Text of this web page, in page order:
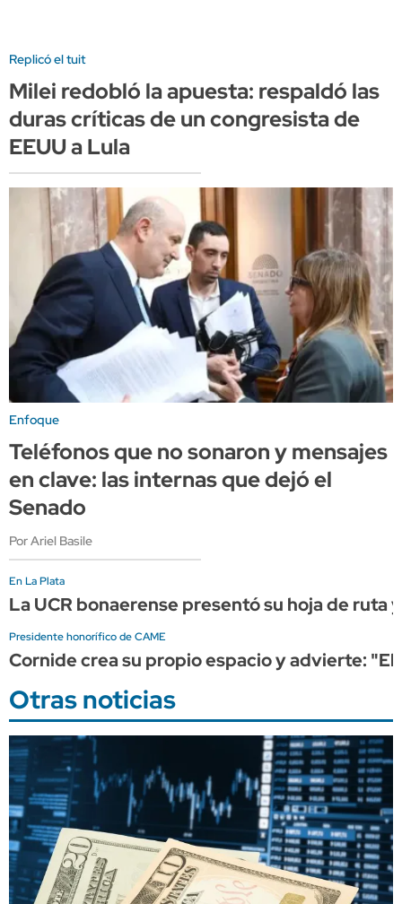
Replicó el tuit
Milei redobló la apuesta: respaldó las
duras críticas de un congresista de
EEUU a Lula
Enfoque
Teléfonos que no sonaron y mensajes
en clave: las internas que dejó el
Senado
Por Ariel Basile
En La Plata
La UCR bonaerense presentó su hoja de ruta
Presidente honorífico de CAME
Cornide crea su propio espacio y advierte:
Otras noticias